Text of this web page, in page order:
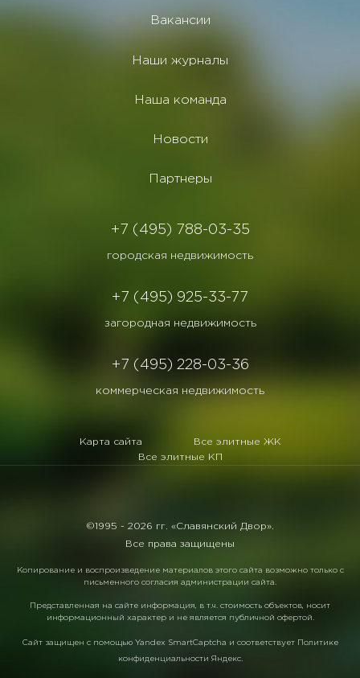
Вакансии
Наши журналы
Наша команда
Новости
Партнеры
+7 (495) 788-03-35
городская недвижимость
+7 (495) 925-33-77
загородная недвижимость
+7 (495) 228-03-36
коммерческая недвижимость
Карта сайта
Все элитные ЖК
Все элитные КП
©1995 - 2026 гг. «Славянский Двор».
Все права защищены
Копирование и воспроизведение материалов этого сайта возможно только с
письменного согласия администрации сайта.
Представленная на сайте информация, в т.ч. стоимость объектов, носит
информационный характер и не является публичной офертой.
Сайт защищен с помощью Yandex SmartCaptcha и соответствует Политике
конфиденциальности Яндекс.